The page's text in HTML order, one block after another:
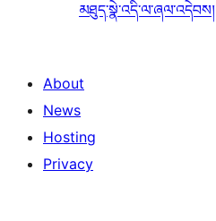
མཐུད་སྣེ་འདི་ལ་ཞལ་འདེབས།
About
News
Hosting
Privacy